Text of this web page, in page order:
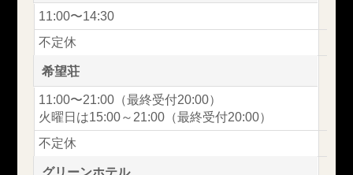
11:00〜14:30
不定休
希望荘
11:00〜21:00（最終受付20:00）
火曜日は15:00～21:00（最終受付20:00）
不定休